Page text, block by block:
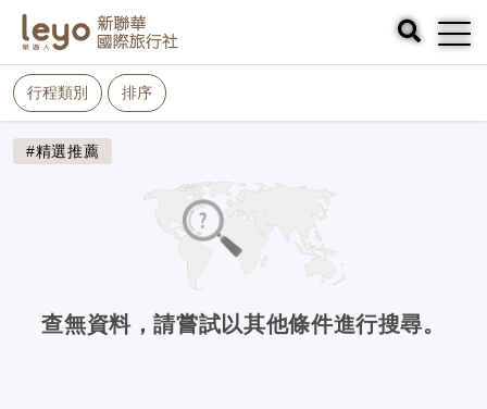
行程類別 排序
#精選推薦
查無資料，請嘗試以其他條件進行搜尋。